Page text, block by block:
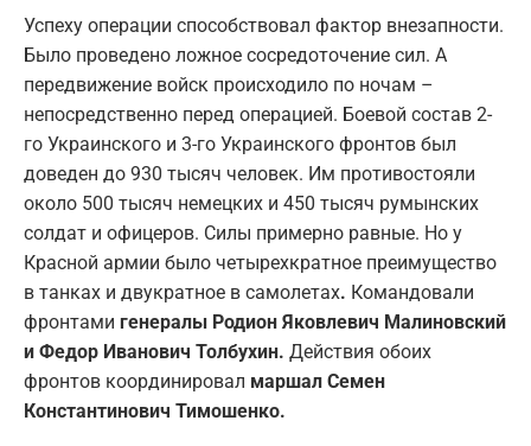
Успеху операции способствовал фактор внезапности.
Было проведено ложное сосредоточение сил. А
передвижение войск происходило по ночам –
непосредственно перед операцией. Боевой состав 2-
го Украинского и 3-го Украинского фронтов был
доведен до 930 тысяч человек. Им противостояли
около 500 тысяч немецких и 450 тысяч румынских
солдат и офицеров. Силы примерно равные. Но у
Красной армии было четырехкратное преимущество
в танках и двукратное в самолетах. Командовали
фронтами генералы Родион Яковлевич Малиновский
и Федор Иванович Толбухин. Действия обоих
фронтов координировал маршал Семен
Константинович Тимошенко.